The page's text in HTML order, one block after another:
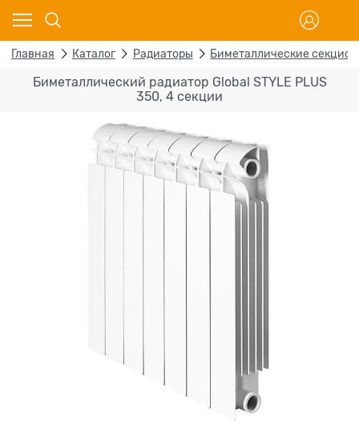
Главная Каталог Радиаторы Биметаллические
Биметаллический радиатор Global STYLE PLUS
350, 4 секции